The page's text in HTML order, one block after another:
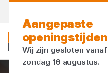
Aangepaste
Wij zijn gesloten
zondag 16 augustus.